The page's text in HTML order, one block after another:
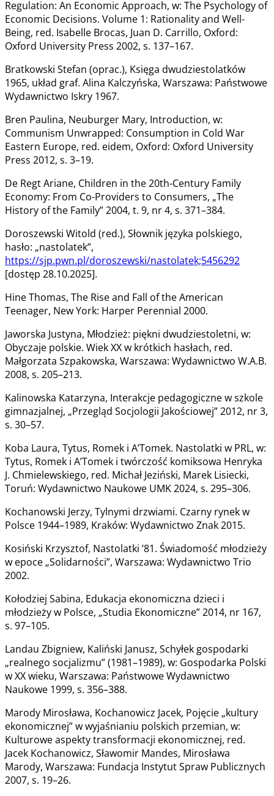
Regulation: An Economic Approach, w: The Psychology of
Economic Decisions. Volume 1: Rationality and Well-
Being, red. Isabelle Brocas, Juan D. Carrillo, Oxford:
Oxford University Press 2002, s. 137–167.
Bratkowski Stefan (oprac.), Księga dwudziestolatków
1965, układ graf. Alina Kalczyńska, Warszawa: Państwowe
Wydawnictwo Iskry 1967.
Bren Paulina, Neuburger Mary, Introduction, w:
Communism Unwrapped: Consumption in Cold War
Eastern Europe, red. eidem, Oxford: Oxford University
Press 2012, s. 3–19.
De Regt Ariane, Children in the 20th-Century Family
Economy: From Co-Providers to Consumers, „The
History of the Family” 2004, t. 9, nr 4, s. 371–384.
Doroszewski Witold (red.), Słownik języka polskiego,
hasło: „nastolatek”,
https://sjp.pwn.pl/doroszewski/nastolatek;5456292
[dostęp 28.10.2025].
Hine Thomas, The Rise and Fall of the American
Teenager, New York: Harper Perennial 2000.
Jaworska Justyna, Młodzież: piękni dwudziestoletni, w:
Obyczaje polskie. Wiek XX w krótkich hasłach, red.
Małgorzata Szpakowska, Warszawa: Wydawnictwo W.A.B.
2008, s. 205–213.
Kalinowska Katarzyna, Interakcje pedagogiczne w szkole
gimnazjalnej, „Przegląd Socjologii Jakościowej” 2012, nr 3,
s. 30–57.
Koba Laura, Tytus, Romek i A’Tomek. Nastolatki w PRL, w:
Tytus, Romek i A’Tomek i twórczość komiksowa Henryka
J. Chmielewskiego, red. Michał Jeziński, Marek Lisiecki,
Toruń: Wydawnictwo Naukowe UMK 2024, s. 295–306.
Kochanowski Jerzy, Tylnymi drzwiami. Czarny rynek w
Polsce 1944–1989, Kraków: Wydawnictwo Znak 2015.
Kosiński Krzysztof, Nastolatki ’81. Świadomość młodzieży
w epoce „Solidarności”, Warszawa: Wydawnictwo Trio
2002.
Kołodziej Sabina, Edukacja ekonomiczna dzieci i
młodzieży w Polsce, „Studia Ekonomiczne” 2014, nr 167,
s. 97–105.
Landau Zbigniew, Kaliński Janusz, Schyłek gospodarki
„realnego socjalizmu” (1981–1989), w: Gospodarka Polski
w XX wieku, Warszawa: Państwowe Wydawnictwo
Naukowe 1999, s. 356–388.
Marody Mirosława, Kochanowicz Jacek, Pojęcie „kultury
ekonomicznej” w wyjaśnianiu polskich przemian, w:
Kulturowe aspekty transformacji ekonomicznej, red.
Jacek Kochanowicz, Sławomir Mandes, Mirosława
Marody, Warszawa: Fundacja Instytut Spraw Publicznych
2007, s. 19–26.